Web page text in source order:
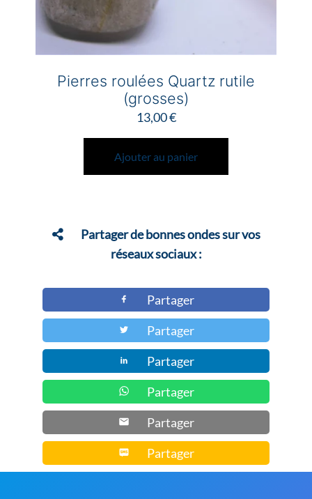
Pierres roulées Quartz rutile
(grosses)
13,00€
Ajouter au panier
Partager de bonnes ondes sur vos
réseaux sociaux :
Partager
Partager
Partager
Partager
Partager
Partager